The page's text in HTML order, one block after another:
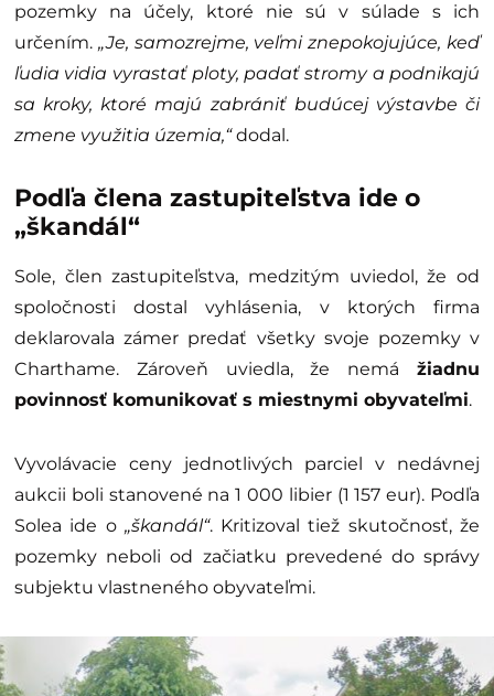
pozemky na účely, ktoré nie sú v súlade s ich
určením. „Je, samozrejme, veľmi znepokojujúce, keď
ľudia vidia vyrastať ploty, padať stromy a podnikajú
sa kroky, ktoré majú zabrániť budúcej výstavbe či
zmene využitia územia,“dodal.
Podľa člena zastupiteľstva ide o
„škandál“
Sole, člen zastupiteľstva, medzitým uviedol, že od
spoločnosti dostal vyhlásenia, v ktorých firma
deklarovala zámer predať všetky svoje pozemky v
Charthame. Zároveň uviedla, že nemá žiadnu
povinnosť komunikovať s miestnymi obyvateľmi.
Vyvolávacie ceny jednotlivých parciel v nedávnej
aukcii boli stanovené na 1 000 libier (1 157 eur). Podľa
Solea ide o„škandál“. Kritizoval tiež skutočnosť, že
pozemky neboli od začiatku prevedené do správy
subjektu vlastneného obyvateľmi.